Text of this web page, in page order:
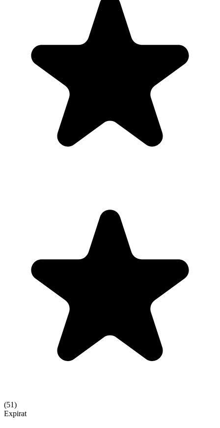
(51)
Expirat